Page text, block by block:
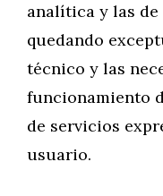
analítica y las
quedando
técnico y las
funcionamiento
de servicios
usuario.